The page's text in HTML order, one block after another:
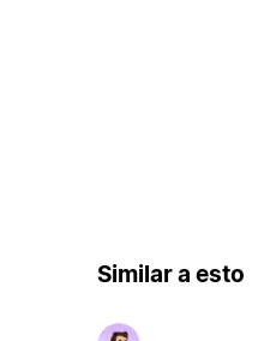
Similar a esto